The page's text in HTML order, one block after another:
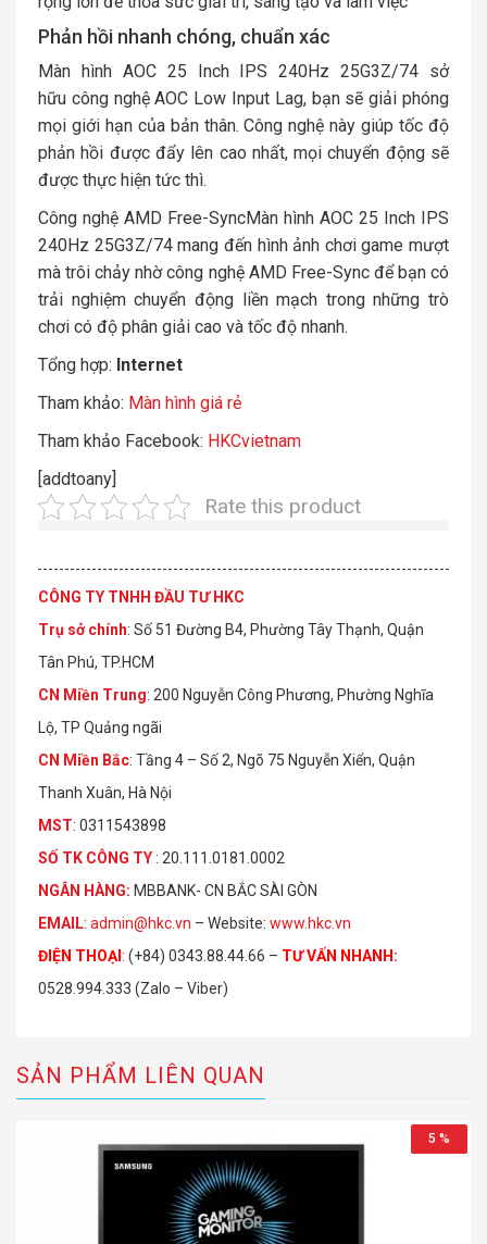
Phản hồi nhanh chóng, chuẩn xác
Màn hình AOC 25 Inch IPS 240Hz 25G3Z/74 sở
hữu công nghệ AOC Low Input Lag, bạn sẽ giải phóng
mọi giới hạn của bản thân. Công nghệ này giúp tốc độ
phản hồi được đẩy lên cao nhất, mọi chuyển động sẽ
được thực hiện tức thì.
Công nghệ AMD Free-SyncMàn hình AOC 25 Inch IPS
240Hz 25G3Z/74 mang đến hình ảnh chơi game mượt
mà trôi chảy nhờ công nghệ AMD Free-Sync để bạn có
trải nghiệm chuyển động liền mạch trong những trò
chơi có độ phân giải cao và tốc độ nhanh.
Tổng hợp: Internet
Tham khảo: Màn hình giá rẻ
Tham khảo Facebook: HKCvietnam
[addtoany]
Rate this product
CÔNG TY TNHH ĐẦU TƯ HKC
Trụ sở chính: Số 51 Đường B4, Phường Tây Thạnh, Quận
Tân Phú, TP.HCM
CN Miền Trung: 200 Nguyễn Công Phương, Phường Nghĩa
Lộ, TP Quảng ngãi
CN Miền Bắc: Tầng 4 – Số 2, Ngõ 75 Nguyễn Xiển, Quận
Thanh Xuân, Hà Nội
MST: 0311543898
SỐ TK CÔ NG TY : 20.111.0181.0002
NGÂN HÀNG: MBBANK- CN BẮC SÀI GÒN
EMAIL: admin@hkc.vn – Website: www.hkc.vn
ĐIỆN THOẠI: (+84) 0343.88.44.66 – TƯ VẤN NHANH :
0528.994.333 (Zalo – Viber)
SẢN PHẨM LIÊN QUAN
5 %